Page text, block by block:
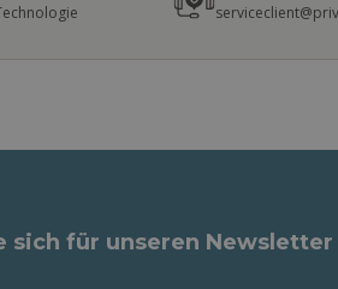
sich für unseren Newsletter